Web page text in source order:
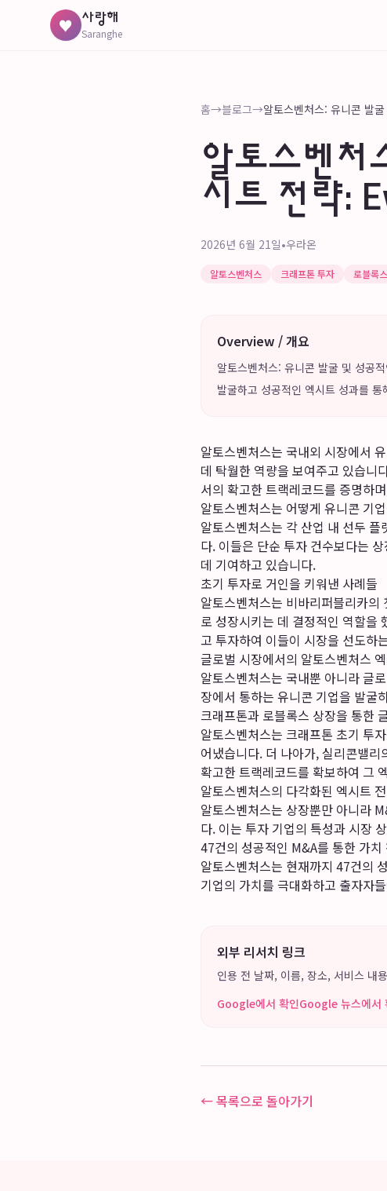
♥ 사랑해
Saranghe
홈→블로그→
알토스벤처
시트 전략:
2026년 6월 21일•우라온
알토스벤처스 크래프톤 투자 로블록
Overview / 개요
알토스벤처스: 유니콘 발굴 및 성
발굴하고 성공적인 엑시트 성과를
알토스벤처스는 국내외 시장에서
데 탁월한 역량을 보여주고 있습니
서의 확고한 트랙레코드를 증명하
알토스벤처스는 어떻게 유니콘 기
알토스벤처스는 각 산업 내 선두
다. 이들은 단순 투자 건수보다는
데 기여하고 있습니다.
초기 투자로 거인을 키워낸 사례들
알토스벤처스는 비바리퍼블리카
로 성장시키는 데 결정적인 역할을
고 투자하여 이들이 시장을 선도하
글로벌 시장에서의 알토스벤처스
알토스벤처스는 국내뿐 아니라 글
장에서 통하는 유니콘 기업을 발굴
크래프톤과 로블록스 상장을 통한
알토스벤처스는 크래프톤 초기 투
어냈습니다. 더 나아가, 실리콘밸
확고한 트랙레코드를 확보하여 그
알토스벤처스의 다각화된 엑시트
알토스벤처스는 상장뿐만 아니라
다. 이는 투자 기업의 특성과 시장
47건의 성공적인 M&A를 통한 가치
알토스벤처스는 현재까지 47건의
기업의 가치를 극대화하고 출자자
외부 리서치 링크
인용 전 날짜, 이름, 장소, 서비스 내
Google에서 확인Google 뉴스에서
← 목록으로 돌아가기